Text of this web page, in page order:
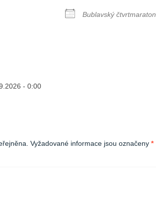
Bublavský čtvrtmaraton
- 0:00
Vyžadované informace jsou označeny *